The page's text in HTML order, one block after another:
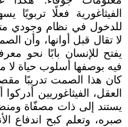
الفيثاغورية فعلًا تربويًا
للدخول في نظام وجودي
لا تقال قبل أوانها، وأن
يفتح للإنسان بابًا نحو
فيه بوصفها أسلوب حياة لا
كان هذا الصمت تدريبًا
العقل، الفيثاغوريين
يستند إلى ذات مصفّاة
صبره، وتعلم كبح اندفاع